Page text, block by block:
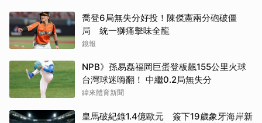
喬登6局無失分好投！陳傑憲兩分砲破僵
局 統一獅痛擊味全龍
鏡報
NPB》孫易磊福岡巨蛋登板飆155公里火球
台灣球迷嗨翻！ 中繼0.2局無失分
緯來體育新聞
皇馬破紀錄1.4億歐元 簽下19歲象牙海岸新